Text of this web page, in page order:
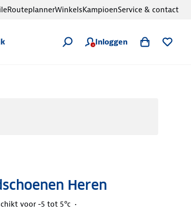
Inloggen
RouteplannerWinkelsKampioenService & contact
Heren
voor -5 tot 5°c